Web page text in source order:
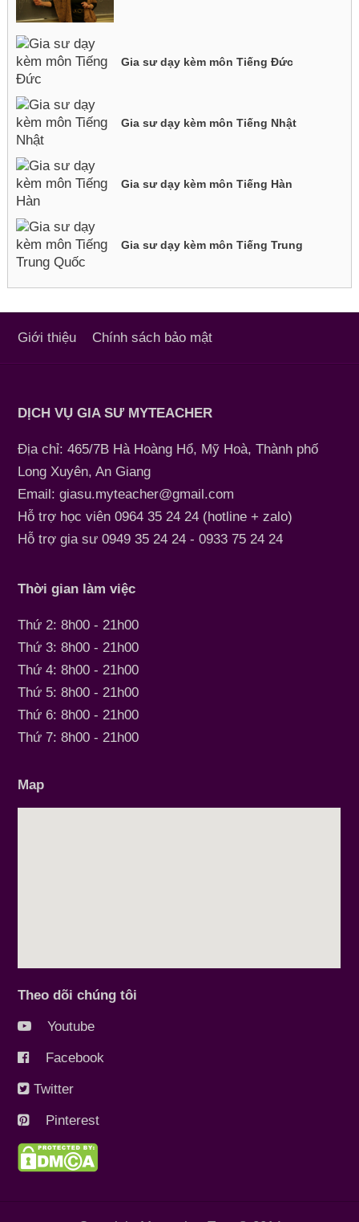
Gia sư dạy kèm môn Tiếng Đức
Gia sư dạy kèm môn Tiếng Nhật
Gia sư dạy kèm môn Tiếng Hàn
Gia sư dạy kèm môn Tiếng Trung
Giới thiệu Chính sách bảo mật
DỊCH VỤ GIA SƯ MYTEACHER
Địa chỉ: 465/7B Hà Hoàng Hổ, Mỹ Hoà, Thành phố
Long Xuyên, An Giang
Email: giasu.myteacher@gmail.com
Hỗ trợ học viên 0964 35 24 24 (hotline + zalo)
Hỗ trợ gia sư 0949 35 24 24 - 0933 75 24 24
Thời gian làm việc
Thứ 2: 8h00 - 21h00
Thứ 3: 8h00 - 21h00
Thứ 4: 8h00 - 21h00
Thứ 5: 8h00 - 21h00
Thứ 6: 8h00 - 21h00
Thứ 7: 8h00 - 21h00
Map
Theo dõi chúng tôi
Youtube
Facebook
Twitter
Pinterest